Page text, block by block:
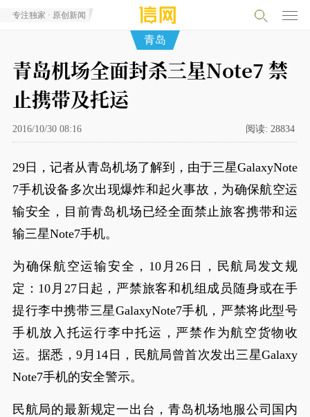
专注独家 · 原创新闻
青岛
青岛机场全面封杀三星Note7 禁
止携带及托运
2016/10/30 08:16 阅读: 28834
29日，记者从青岛机场了解到，由于三星GalaxyNote
7手机设备多次出现爆炸和起火事故，为确保航空运
输安全，目前青岛机场已经全面禁止旅客携带和运
输三星Note7手机。
为确保航空运输安全，10月26日，民航局发文规
定：10月27日起，严禁旅客和机组成员随身或在手
提行李中携带三星GalaxyNote7手机，严禁将此型号
手机放入托运行李中托运，严禁作为航空货物收
运。据悉，9月14日，民航局曾首次发出三星Galaxy
Note7手机的安全警示。
民航局的最新规定一出台，青岛机场地服公司国内